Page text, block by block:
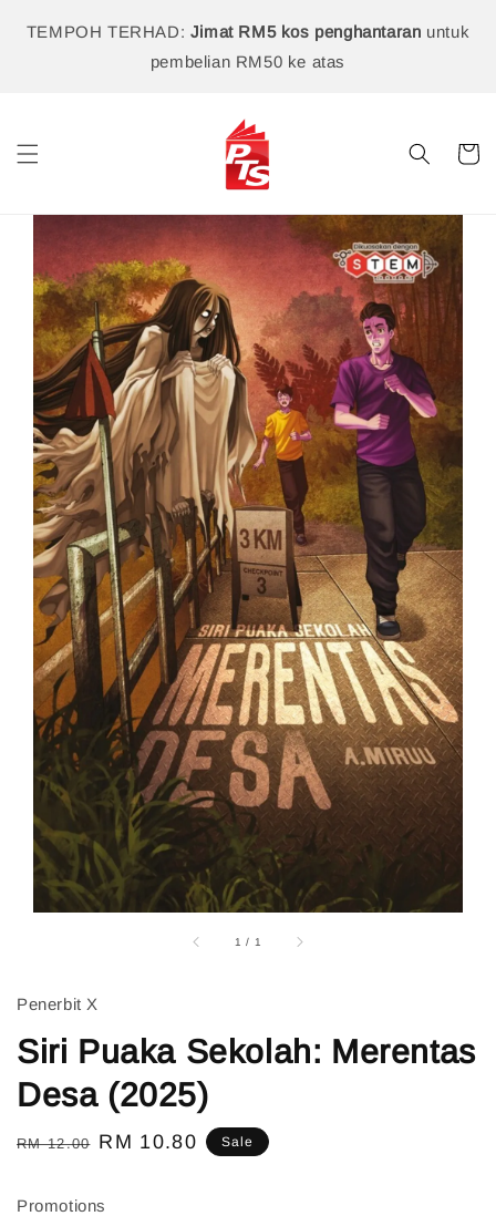
TEMPOH TERHAD: Jimat RM5 kos penghantaran untuk
pembelian RM50 ke atas
1 / 1
Penerbit X
Siri Puaka Sekolah: Merentas
Desa (2025)
Regular
RM 12.00 Sale
RM 10.80 Sale
Promotions